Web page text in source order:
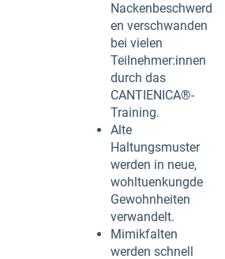
Nackenbeschwerd
en verschwanden
bei vielen
Teilnehmer:innen
durch das
CANTIENICA®-
Training.
Alte
Haltungsmuster
werden in neue,
wohltuenkungde
Gewohnheiten
verwandelt.
Mimikfalten
werden schnell